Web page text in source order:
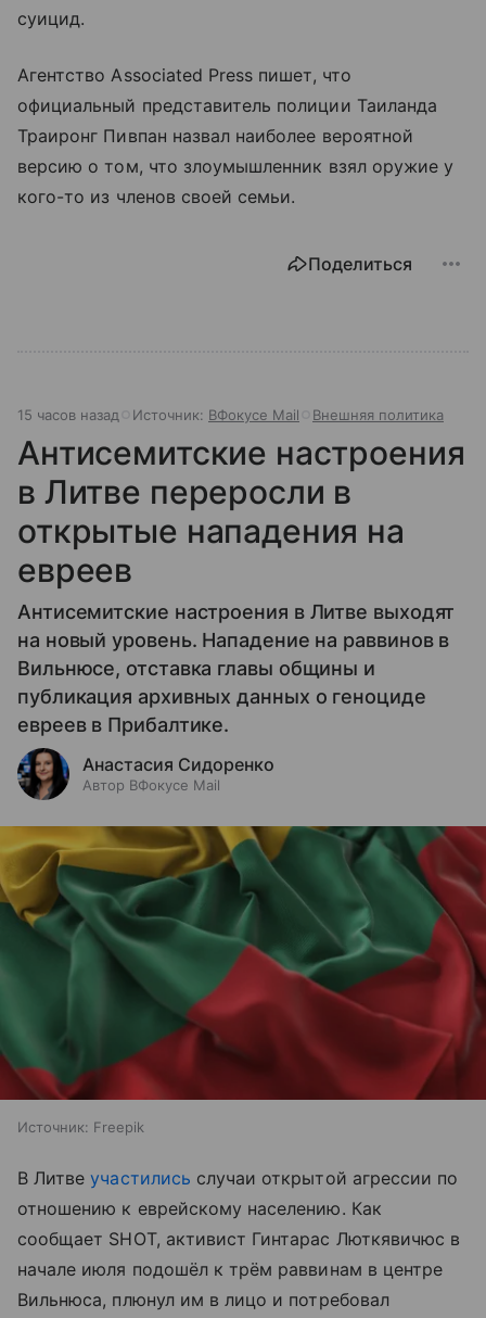
суицид.
Агентство Associated Press пишет, что
официальный представитель полиции Таиланда
Траиронг Пивпан назвал наиболее вероятной
версию о том, что злоумышленник взял оружие у
кого-то из членов своей семьи.
Поделиться
15 часов назад Источник: ВФокусе Mail Внешняя политика
Антисемитские настроения
в Литве переросли в
открытые нападения на
евреев
Антисемитские настроения в Литве выходят
на новый уровень. Нападение на раввинов в
Вильнюсе, отставка главы общины и
публикация архивных данных о геноциде
евреев в Прибалтике.
Анастасия Сидоренко
Автор ВФокусе Mail
Источник: Freepik
В Литвеучастились случаи открытой агрессии по
отношению к еврейскому населению. Как
сообщает SHOT, активист Гинтарас Люткявичюс в
начале июля подошёл к трём раввинам в центре
Вильнюса, плюнул им в лицо и потребовал